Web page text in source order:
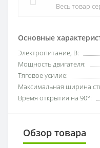
Основные
Электропитание, В:
Мощность двигателя:
Тяговое усилие:
Максимальная ширина
Время открытия на 90°:
Весь товар
Обзор товара